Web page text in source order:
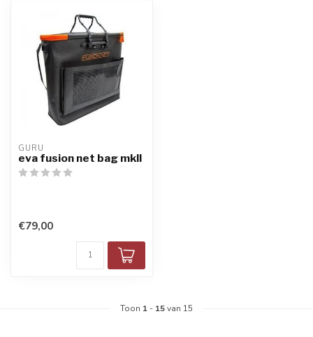
GURU
eva fusion net bag mkll
€79,00
Toon 1 - 15van 15